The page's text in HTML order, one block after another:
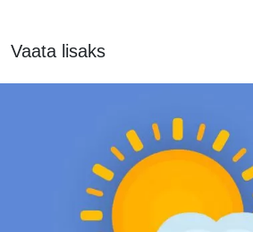
Vaata lisaks